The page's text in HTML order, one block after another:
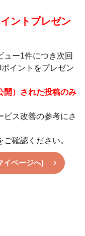
ントプレゼン
ュー1件につき次回
イントをプレゼン
開）された投稿のみ
ビス改善の参考にさ
ご確認ください。
イページへ)